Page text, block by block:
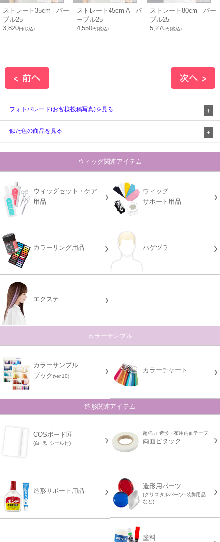
ストレート35cm - パー
プル25
3,820円(税込)
ストレート45cm A - パ
ープル25
4,550円(税込)
ストレート80cm - パー
プル25
5,270円(税込)
フォトパレード(お客様投稿写真)を見る
似た色の商品を見る
ウィッグ関連アイテム
ウィッグセット・ケア
用品
ウィッグ
サポート用品
カラーリング用品 ハゲヅラ
エクステ
カラーサンプル
カラーサンプル
ブック(ver.10)
カラーチャート
造形関連アイテム
COSボード匠
(白･黒･シール付)
超強力 造形・布用両面テープ
両面ピタック
造形サポート用品
造形用パーツ
(クリスタルパーツ･装飾用品
など)
塗料